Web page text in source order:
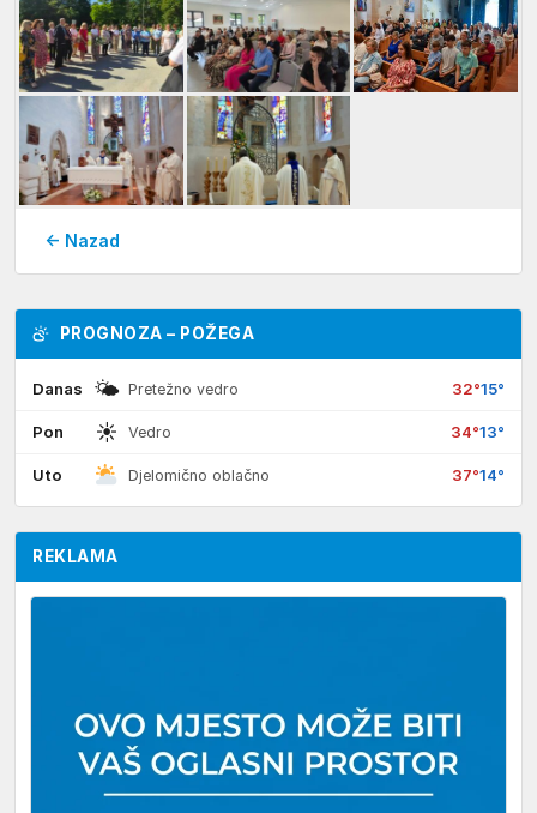
← Nazad
PROGNOZA – POŽEGA
Danas 🌤 Pretežno vedro 32°15°
Pon ☀ Vedro 34°13°
Uto Djelomično oblačno 37°14°
REKLAMA